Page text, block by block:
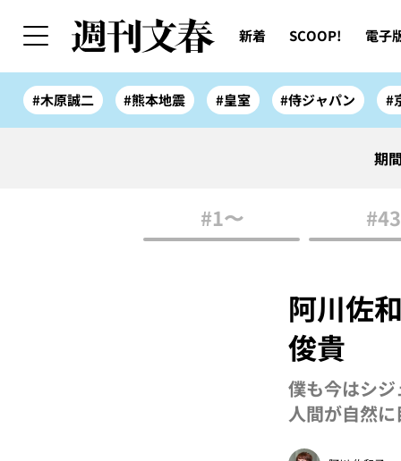
新着 SCOOP! 電子
#木原誠二 #熊本地震 #皇室 #侍ジャパン #
期
#1〜 #43
阿川佐
俊貴
僕も今はシ
人間が自然に